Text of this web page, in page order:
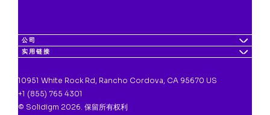
公司
实用链接
10951 White Rock Rd, Rancho Cordova, CA 95670 US
+1 (855) 765 4301
© Solidigm 2026. 保留所有权利